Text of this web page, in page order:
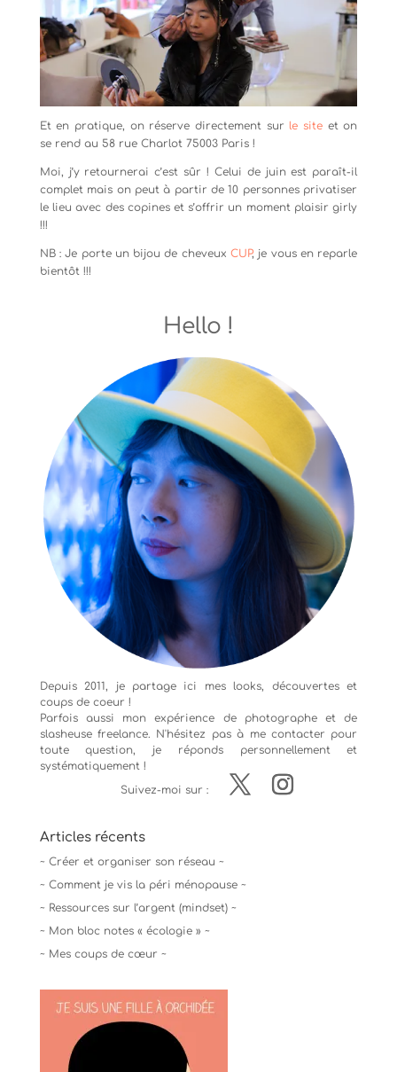
Et en pratique, on réserve directement sur le siteet on
se rend au 58 rue Charlot 75003 Paris !
Moi, j’y retournerai c’est sûr ! Celui de juin est paraît-il
complet mais on peut à partir de 10 personnes privatiser
le lieu avec des copines et s’offrir un moment plaisir girly
!!!
NB : Je porte un bijou de cheveuxCUP, je vous en reparle
bientôt !!!
Hello !
Depuis 2011, je partage ici mes looks, découvertes et
coups de coeur !
Parfois aussi mon expérience de photographeet de
slasheuse freelance. N'hésitez pas à me contacter pour
toute question, je réponds personnellement et
systématiquement !
Suivez-moi sur :
Articles récents
~ Créer et organiser son réseau ~
~ Comment je vis la péri ménopause ~
~ Ressources sur l’argent (mindset) ~
~ Mon bloc notes « écologie » ~
~ Mes coups de cœur ~